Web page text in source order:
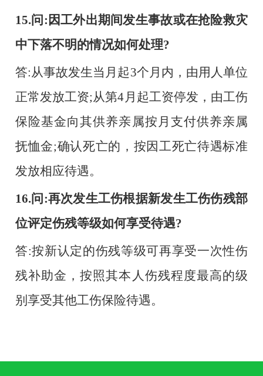
15.问:因工外出期间发生事故或在抢险救灾
中下落不明的情况如何处理?
答:从事故发生当月起3个月内，由用人单位
正常发放工资;从第4月起工资停发，由工伤
保险基金向其供养亲属按月支付供养亲属
抚恤金;确认死亡的，按因工死亡待遇标准
发放相应待遇。
16.问:再次发生工伤根据新发生工伤伤残部
位评定伤残等级如何享受待遇?
答:按新认定的伤残等级可再享受一次性伤
残补助金，按照其本人伤残程度最高的级
别享受其他工伤保险待遇。